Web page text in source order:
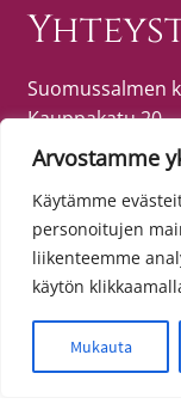
Arvostamme
Käytämme
personoitujen
liikenteemme
käytön
Mukauta
Suomussalmen
Kauppakatu 20
89600
puh. (08) 615 55
Toimitusehdot
Etsi:
Haku